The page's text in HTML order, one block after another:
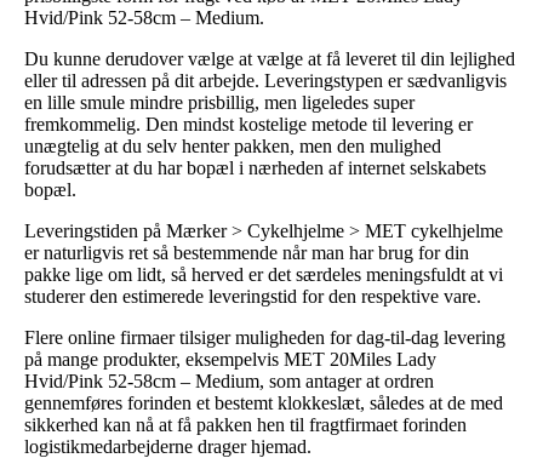
Hvid/Pink 52-58cm – Medium.
Du kunne derudover vælge at vælge at få leveret til din lejlighed
eller til adressen på dit arbejde. Leveringstypen er sædvanligvis
en lille smule mindre prisbillig, men ligeledes super
fremkommelig. Den mindst kostelige metode til levering er
unægtelig at du selv henter pakken, men den mulighed
forudsætter at du har bopæl i nærheden af internet selskabets
bopæl.
Leveringstiden på Mærker > Cykelhjelme > MET cykelhjelme
er naturligvis ret så bestemmende når man har brug for din
pakke lige om lidt, så herved er det særdeles meningsfuldt at vi
studerer den estimerede leveringstid for den respektive vare.
Flere online firmaer tilsiger muligheden for dag-til-dag levering
på mange produkter, eksempelvis MET 20Miles Lady
Hvid/Pink 52-58cm – Medium, som antager at ordren
gennemføres forinden et bestemt klokkeslæt, således at de med
sikkerhed kan nå at få pakken hen til fragtfirmaet forinden
logistikmedarbejderne drager hjemad.